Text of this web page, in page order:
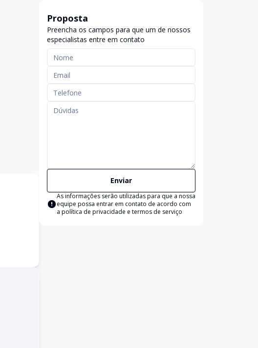
Proposta
Preencha os campos para que um de nossos
especialistas entre em contato
Enviar
As informações serão utilizadas para que a nossa
equipe possa entrar em contato de acordo com
a política de privacidade e termos de serviço